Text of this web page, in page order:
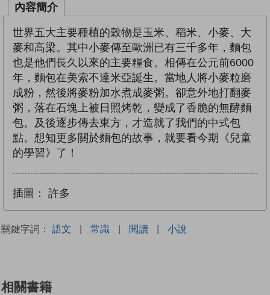
內容簡介
世界五大主要種植的穀物是玉米、稻米、小麥、大
麥和高梁。其中小麥傳至歐洲已有三千多年，麵包
也是他們長久以來的主要糧食。相傳在公元前6000
年，麵包在美索不達米亞誕生。當地人將小麥粒磨
成粉，然後將麥粉加水煮成麥粥。卻意外地打翻麥
粥，落在石塊上被日照烤乾，變成了香脆的無酵麵
包。及後逐步傳去東方，才造就了我們的中式包
點。想知更多關於麵包的故事，就要看今期《兒童
的學習》了！
插圖： 許多
關鍵字詞： 語文 | 常識 | 閱讀 | 小說
相關書籍